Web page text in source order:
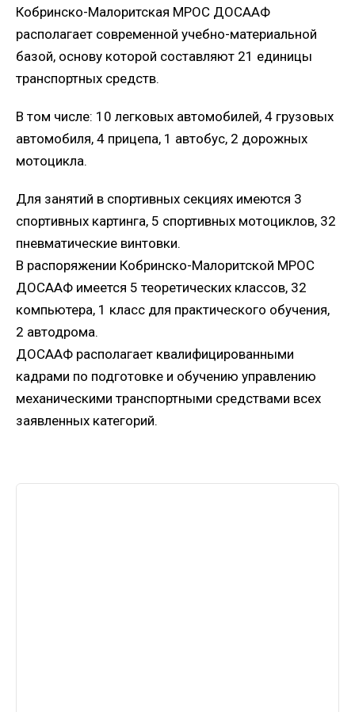
Кобринско-Малоритская МРОС ДОСААФ
располагает современной учебно-материальной
базой, основу которой составляют 21 единицы
транспортных средств.
В том числе: 10 легковых автомобилей, 4 грузовых
автомобиля, 4 прицепа, 1 автобус, 2 дорожных
мотоцикла.
Для занятий в спортивных секциях имеются 3
спортивных картинга, 5 спортивных мотоциклов, 32
пневматические винтовки.
В распоряжении Кобринско-Малоритской МРОС
ДОСААФ имеется 5 теоретических классов, 32
компьютера, 1 класс для практического обучения,
2 автодрома.
ДОСААФ располагает квалифицированными
кадрами по подготовке и обучению управлению
механическими транспортными средствами всех
заявленных категорий.